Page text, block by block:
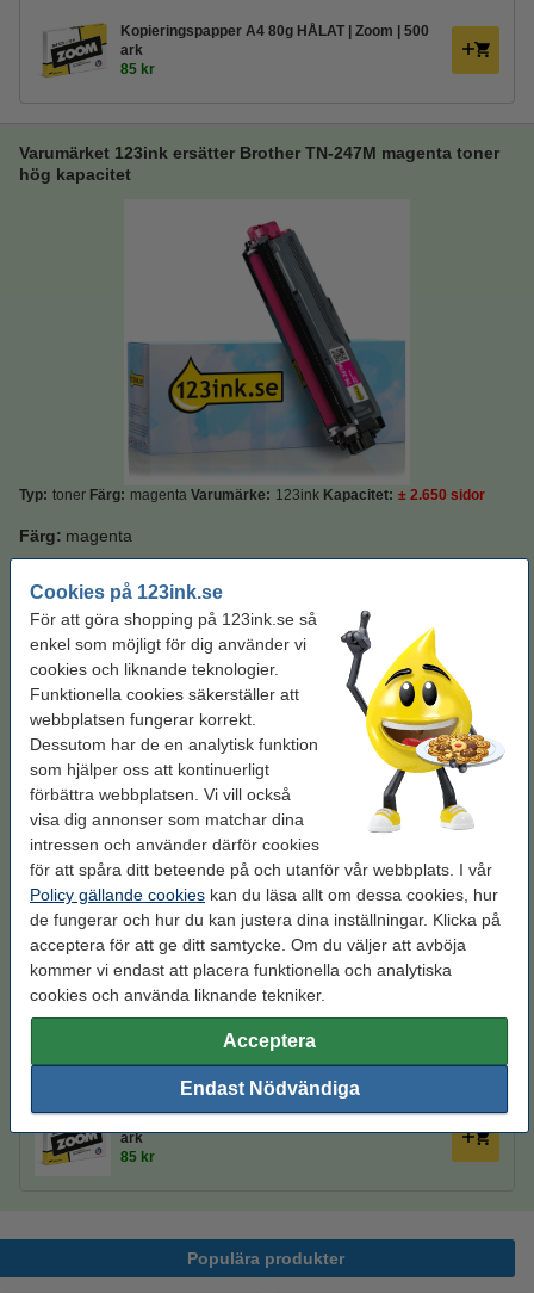
Cookies på 123ink.se
För att göra shopping på 123ink.se så
enkel som möjligt för dig använder vi
cookies och liknande teknologier.
Funktionella cookies säkerställer att
webbplatsen fungerar korrekt.
Dessutom har de en analytisk funktion
som hjälper oss att kontinuerligt
förbättra webbplatsen. Vi vill också
visa dig annonser som matchar dina
intressen och använder därför cookies
för att spåra ditt beteende på och utanför vår webbplats. I vår
Policy gällande cookies kan du läsa allt om dessa cookies, hur
de fungerar och hur du kan justera dina inställningar. Klicka på
acceptera för att ge ditt samtycke. Om du väljer att avböja
kommer vi endast att placera funktionella och analytiska
cookies och använda liknande tekniker.
Acceptera
Endast Nödvändiga
Kopieringspapper A4 80g HÅLAT | Zoom | 500
ark
85 kr
Varumärket 123ink ersätter Brother TN-247M magenta toner
hög kapacitet
Typ: toner Färg: magenta Varumärke: 123ink Kapacitet: ± 2.650 sidor
Färg: magenta
magenta
Kapacitet:
Se specifikationerna och beskrivningen
Spara nästan55%med varumärket 123ink!
i lager
Beställ nu så skickar vi idag!
Per sida
595 kr Beställ
Ohålat 500 ark
Kopieringspapper A4 80g | Zoom | 500 ark
80 kr
Kopieringspapper A4 80g HÅLAT | Zoom | 500
ark
85 kr
Populära produkter